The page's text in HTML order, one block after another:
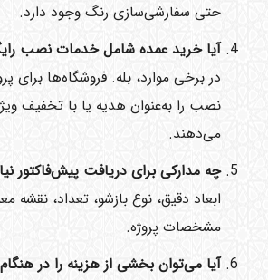
حتی سفارشی‌سازی رنگ وجود دارد.
آیا خرید عمده شامل خدمات نصب
در برخی موارد، بله. فروشگاه‌ها برای
نصب را به‌عنوان هدیه یا با تخفیف
می‌دهند.
چه مدارکی برای دریافت پیش‌فاکتور
ابعاد دقیق، نوع بازشو، تعداد، نقشه
مشخصات پروژه.
آیا می‌توان بخشی از هزینه را در